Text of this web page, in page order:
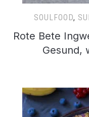
SOULFOOD,
Rote Bete
Gesund,